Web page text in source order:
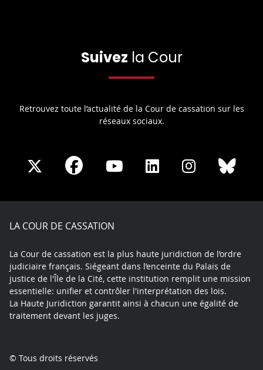
Suivez la Cour
Retrouvez toute l’actualité de la Cour de cassation sur les
réseaux sociaux.
Share
X
Share
Facebook
Share
Youtube
Share
LinkedIn
Share
Instagram
LA COUR DE CASSATION
La Cour de cassation est la plus haute juridiction de l’ordre
judiciaire français. Siégeant dans l’enceinte du Palais de
justice de l'Île de la Cité, cette institution remplit une mission
essentielle: unifier et contrôler l'interprétation des lois.
La Haute Juridiction garantit ainsi à chacun une égalité de
traitement devant les juges.
© Tous droits réservés